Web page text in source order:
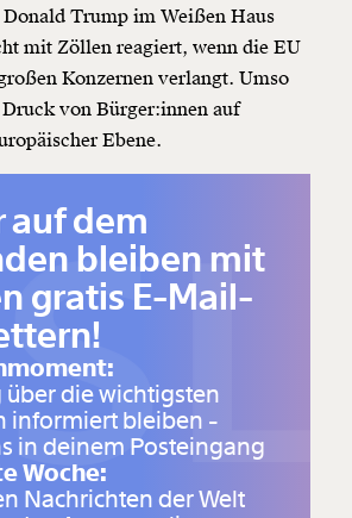
Trump im Weißen Haus
mit Zöllen reagiert, wenn die EU
Konzernen verlangt. Umso
von Bürger:innen auf
Ebene.
dem
bleiben mit
gratis E-Mail-
über die wichtigsten
informiert bleiben -
in deinem Posteingang
Woche:
Nachrichten der Welt